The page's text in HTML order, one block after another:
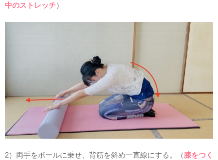
中のストレッチ）
2）両手をポールに乗せ、背筋を斜め一直線にする。（膝をつく